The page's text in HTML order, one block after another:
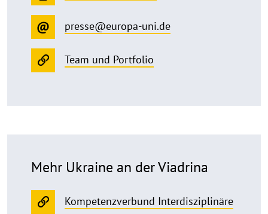
presse@europa-uni.de
Team und Portfolio
Mehr Ukraine an der Viadrina
Kompetenzverbund Interdisziplinäre